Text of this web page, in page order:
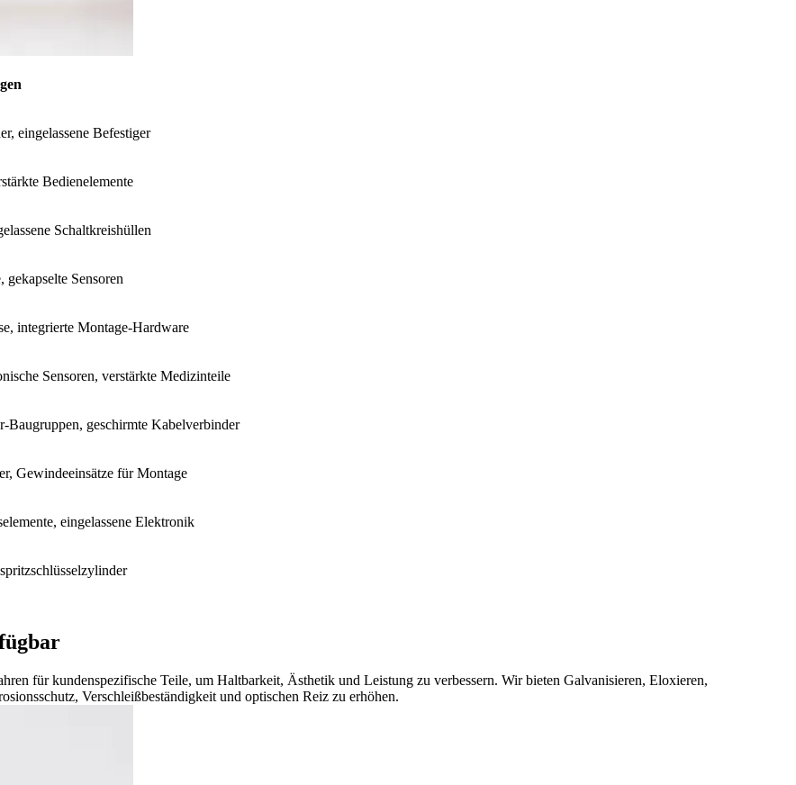
eingelassene Befestiger
Bedienelemente
Schaltkreishüllen
gekapselte Sensoren
integrierte Montage-Hardware
Sensoren, verstärkte Medizinteile
Baugruppen, geschirmte Kabelverbinder
Gewindeeinsätze für Montage
eingelassene Elektronik
für kundenspezifische Teile, um Haltbarkeit, Ästhetik und Leistung zu verbessern. Wir bieten Galvanisieren, Eloxieren,
Verschleißbeständigkeit und optischen Reiz zu erhöhen.